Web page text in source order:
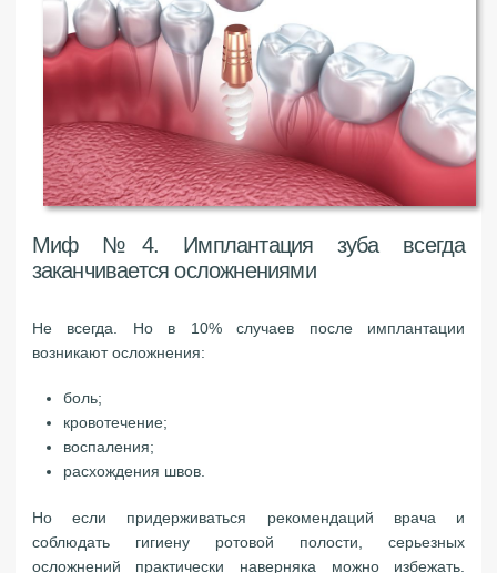
Миф №4. Имплантация зуба всегда
заканчивается осложнениями
Не всегда. Но в 10% случаев после имплантации
возникают осложнения:
боль;
кровотечение;
воспаления;
расхождения швов.
Но если придерживаться рекомендаций врача и
соблюдать гигиену ротовой полости, серьезных
осложнений практически наверняка можно избежать.